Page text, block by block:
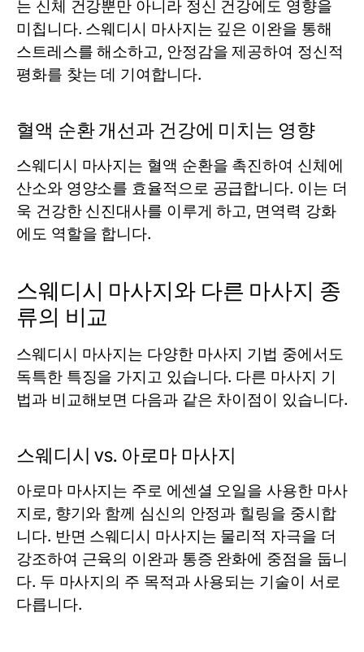
는 신체 건강뿐만 아니라 정신 건강에도 영향을
미칩니다. 스웨디시 마사지는 깊은 이완을 통해
스트레스를 해소하고, 안정감을 제공하여 정신적
평화를 찾는 데 기여합니다.
혈액 순환 개선과 건강에 미치는 영향
스웨디시 마사지는 혈액 순환을 촉진하여 신체에
산소와 영양소를 효율적으로 공급합니다. 이는 더
욱 건강한 신진대사를 이루게 하고, 면역력 강화
에도 역할을 합니다.
스웨디시 마사지와 다른 마사지 종
류의 비교
스웨디시 마사지는 다양한 마사지 기법 중에서도
독특한 특징을 가지고 있습니다. 다른 마사지 기
법과 비교해보면 다음과 같은 차이점이 있습니다.
스웨디시 vs. 아로마 마사지
아로마 마사지는 주로 에센셜 오일을 사용한 마사
지로, 향기와 함께 심신의 안정과 힐링을 중시합
니다. 반면 스웨디시 마사지는 물리적 자극을 더
강조하여 근육의 이완과 통증 완화에 중점을 둡니
다. 두 마사지의 주 목적과 사용되는 기술이 서로
다릅니다.